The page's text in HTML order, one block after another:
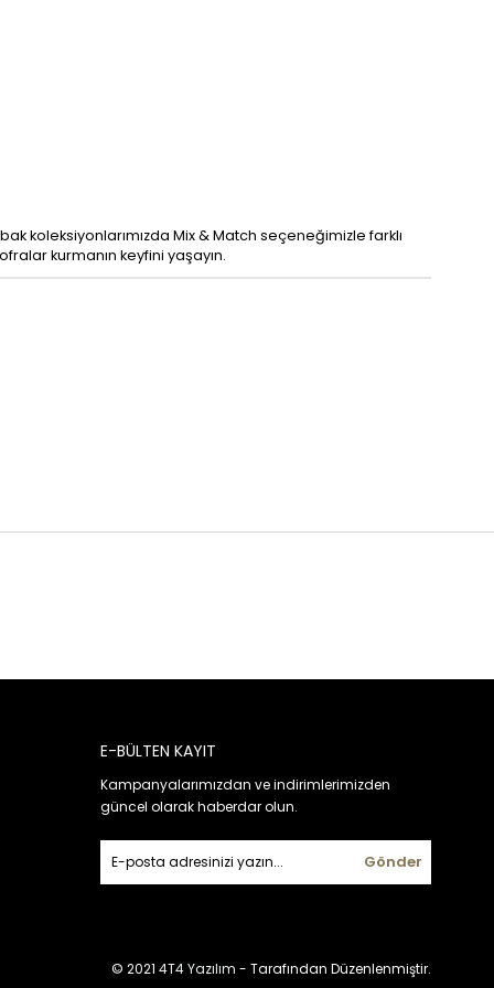
koleksiyonlarımızda Mix & Match seçeneğimizle farklı
kurmanın keyfini yaşayın.
E-BÜLTEN KAYIT
Kampanyalarımızdan ve indirimlerimizden
güncel olarak haberdar olun.
Gönder
© 2021 4T4 Yazılım - Tarafından Düzenlenmiştir.